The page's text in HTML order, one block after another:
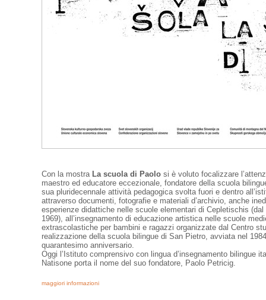
Con la mostra La scuola di Paolo si è voluto focalizzare
maestro ed educatore eccezionale, fondatore della scuola
sua pluridecennale attività pedagogica svolta fuori e dentro
attraverso documenti, fotografie e materiali d’archivio, anche
esperienze didattiche nelle scuole elementari di Cepletischis
1969), all’insegnamento di educazione artistica nelle scuole
extrascolastiche per bambini e ragazzi organizzate dal Centro
realizzazione della scuola bilingue di San Pietro, avviata nel
quarantesimo anniversario.
Oggi l’Istituto comprensivo con lingua d’insegnamento bilingue
Natisone porta il nome del suo fondatore, Paolo Petricig.
maggiori informazioni